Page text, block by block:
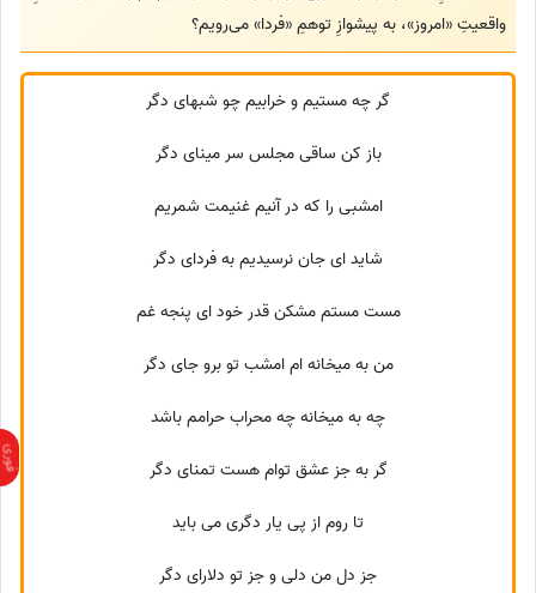
واقعیتِ «امروز»، به پیشوازِ توهمِ «فردا» می‌رویم؟
گر چه مستیم و خرابیم چو شبهای دگر
باز کن ساقی مجلس سر مینای دگر
امشبی را که در آنیم غنیمت شمریم
شاید ای جان نرسیدیم به فردای دگر
مست مستم مشکن قدر خود ای پنجه غم
من به میخانه ام امشب تو برو جای دگر
چه به میخانه چه محراب حرامم باشد
گر به جز عشق توام هست تمنای دگر
تا روم از پی یار دگری می باید
جز دل من دلی و جز تو دلارای دگر